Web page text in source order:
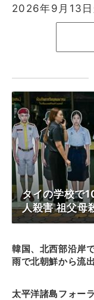
2026年9月13日
タイの学校で
人殺害 祖父母
韓国、北西部沿岸
雨で北朝鮮から流
太平洋諸島フォー